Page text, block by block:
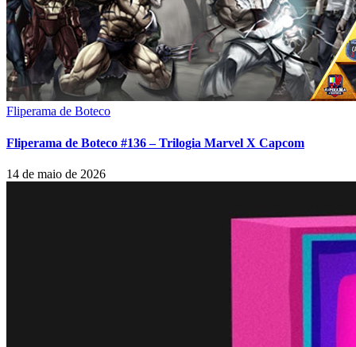
Fliperama de Boteco
Fliperama de Boteco #136 – Trilogia Marvel X Capcom
14 de maio de 2026